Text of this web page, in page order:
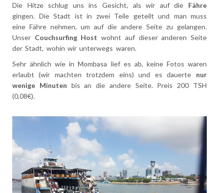
Die Hitze schlug uns ins Gesicht, als wir auf die Fähre
gingen. Die Stadt ist in zwei Teile geteilt und man muss
eine Fähre nehmen, um auf die andere Seite zu gelangen.
Unser Couchsurfing Host wohnt auf dieser anderen Seite
der Stadt, wohin wir unterwegs waren.
Sehr ähnlich wie in Mombasa lief es ab, keine Fotos waren
erlaubt (wir machten trotzdem eins) und es dauerte nur
wenige Minuten bis an die andere Seite. Preis 200 TSH
(0,08€).